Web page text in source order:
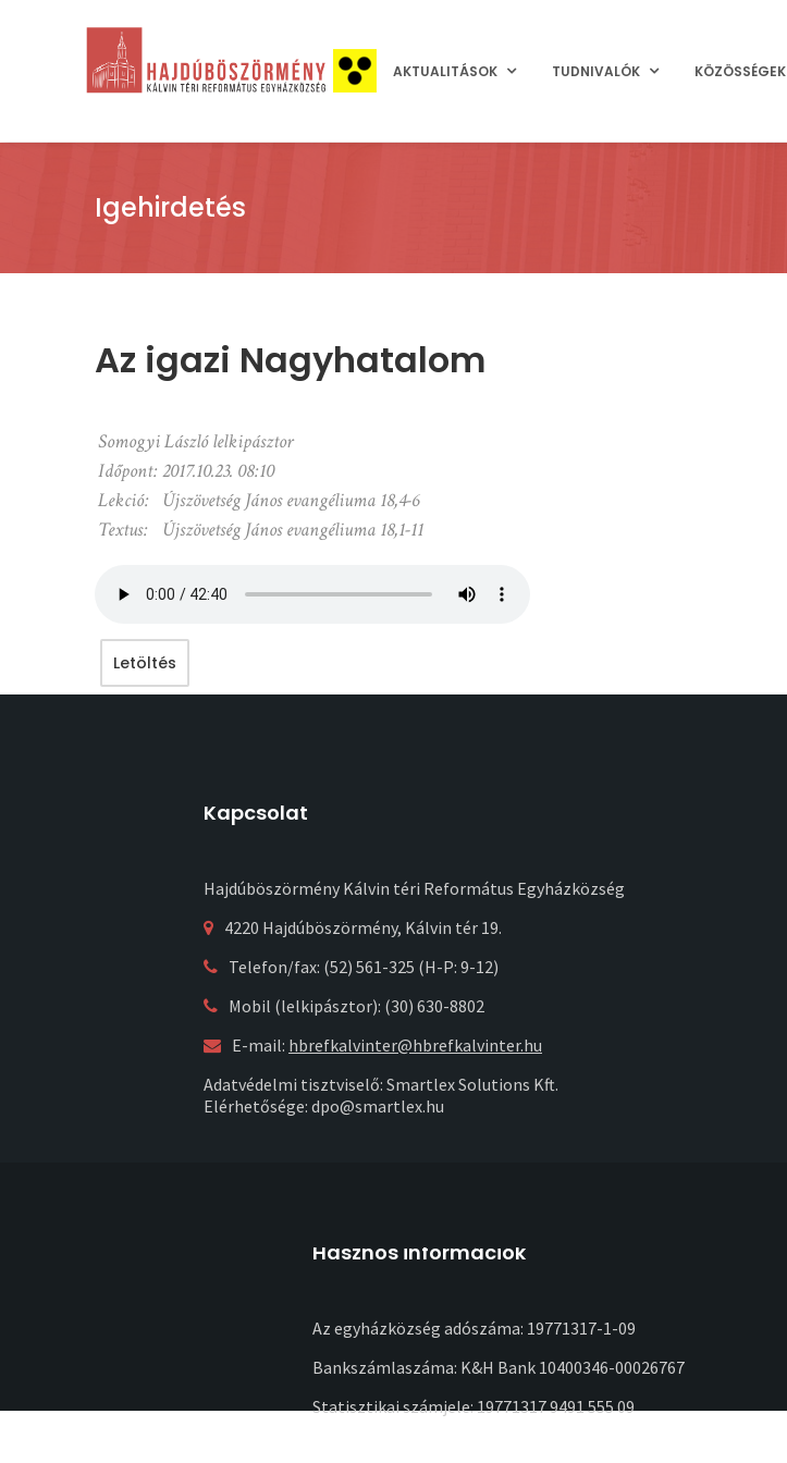
AKTUALITÁSOK TUDNIVALÓK KÖZÖSSÉGEK
Igehirdetés
Az igazi Nagyhatalom
Somogyi László lelkipásztor
Időpont: 2017.10.23. 08:10
Lekció:
Újszövetség János evangéliuma 18,4-6
Textus:
Újszövetség János evangéliuma 18,1-11
Letöltés
Kapcsolat
Hajdúböszörmény Kálvin téri Református Egyházközség
4220 Hajdúböszörmény, Kálvin tér 19.
Telefon/fax: (52) 561-325 (H-P: 9-12)
Mobil (lelkipásztor): (30) 630-8802
E-mail: hbrefkalvinter@hbrefkalvinter.hu
Adatvédelmi tisztviselő: Smartlex Solutions Kft.
Elérhetősége: dpo@smartlex.hu
Hasznos információk
Az egyházközség adószáma: 19771317-1-09
Bankszámlaszáma: K&H Bank 10400346-00026767
Statisztikai számjele: 19771317 9491 555 09